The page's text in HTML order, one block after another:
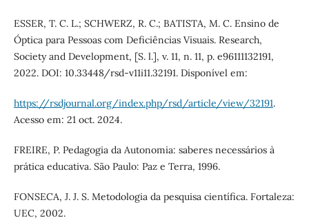
ESSER, T. C. L.; SCHWERZ, R. C.; BATISTA, M. C. Ensino de
Óptica para Pessoas com Deficiências Visuais. Research,
Society and Development, [S. l.], v. 11, n. 11, p. e96111132191,
2022. DOI: 10.33448/rsd-v11i11.32191. Disponível em:
https://rsdjournal.org/index.php/rsd/article/view/32191.
Acesso em: 21 oct. 2024.
FREIRE, P. Pedagogia da Autonomia: saberes necessários à
prática educativa. São Paulo: Paz e Terra, 1996.
FONSECA, J. J. S. Metodologia da pesquisa científica. Fortaleza:
UEC, 2002.